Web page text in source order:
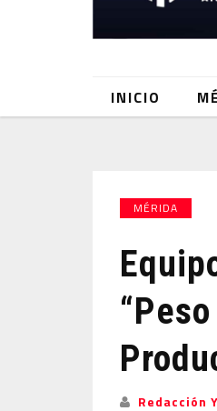
INICIO
MÉRIDA
Redacción